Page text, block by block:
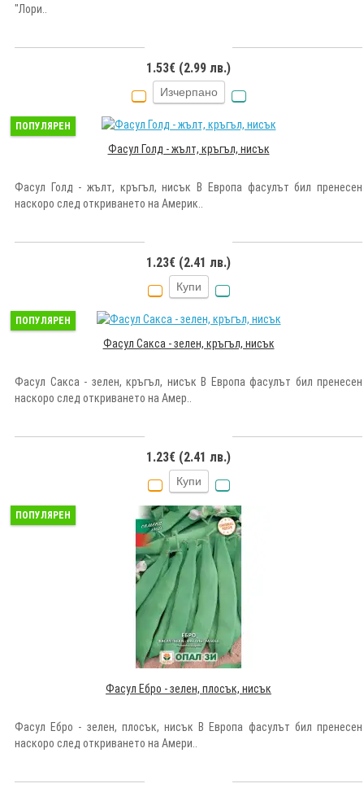
"Лори..
1.53€ (2.99 лв.)
Изчерпано
ПОПУЛЯРЕН
Фасул Голд - жълт, кръгъл, нисък
Фасул Голд - жълт, кръгъл, нисък В Европа фасулът бил пренесен
наскоро след откриването на Америк..
1.23€ (2.41 лв.)
Купи
ПОПУЛЯРЕН
Фасул Сакса - зелен, кръгъл, нисък
Фасул Сакса - зелен, кръгъл, нисък В Европа фасулът бил пренесен
наскоро след откриването на Амер..
1.23€ (2.41 лв.)
Купи
ПОПУЛЯРЕН
Фасул Ебро - зелен, плосък, нисък
Фасул Ебро - зелен, плосък, нисък В Европа фасулът бил пренесен
наскоро след откриването на Амери..